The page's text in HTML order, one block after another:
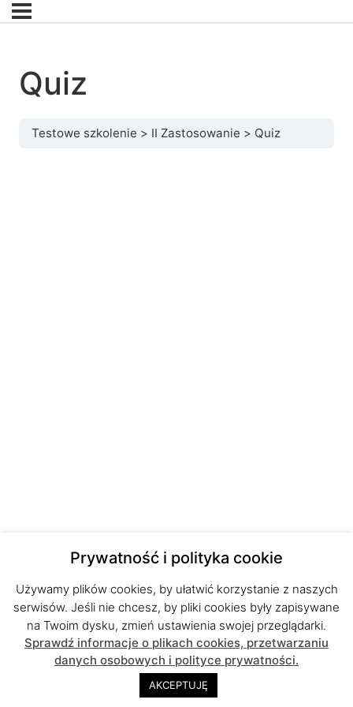
Quiz
Testowe szkolenie II Zastosowanie Quiz
Prywatność i polityka cookie
Używamy plików cookies, by ułatwić korzystanie z naszych
serwisów. Jeśli nie chcesz, by pliki cookies były zapisywane
na Twoim dysku, zmień ustawienia swojej przeglądarki.
Sprawdź informacje o plikach cookies, przetwarzaniu
danych osobowych i polityce prywatności.
AKCEPTUJĘ